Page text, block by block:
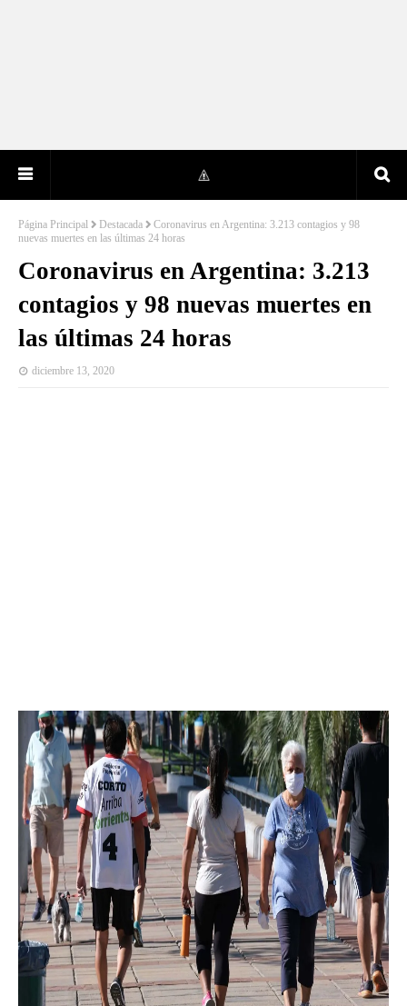
Página Principal Destacada
Coronavirus en Argentina: 3.213 contagios y 98
nuevas muertes en las últimas 24 horas
Coronavirus en Argentina: 3.213
contagios y 98 nuevas muertes en
las últimas 24 horas
diciembre 13, 2020